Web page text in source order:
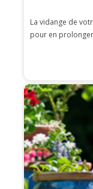
La vidange de
pour en